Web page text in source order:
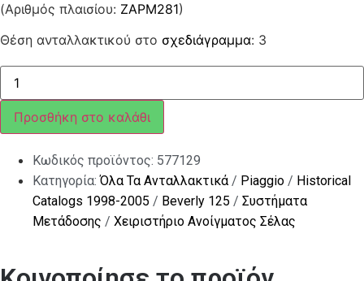
(Αριθμός πλαισίου: ZAPM281)
Θέση ανταλλακτικού στο σχεδιάγραμμα: 3
ΜΟΧΛΟΣ
ΑΝΟΙΓΜ
ΣΕΛΛΑΣ
BEV-
GT
200-
Χ10
ποσότητα
Προσθήκη στο καλάθι
Κωδικός προϊόντος: 577129
Κατηγορία:Όλα Τα Ανταλλακτικά/ Piaggio / Historical
Catalogs 1998-2005 / Beverly 125 / Συστήματα
Μετάδοσης / Χειριστήριο Ανοίγματος Σέλας